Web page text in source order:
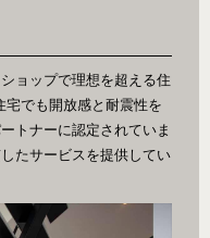
ョップで理想を超える住
宅でも開放感と耐震性を
トナーに認定されていま
たサービスを提供してい